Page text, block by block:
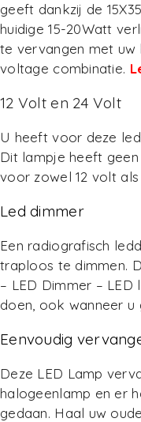
geeft dankzij de
huidige 15-20Watt
te vervangen met uw
voltage combinatie.
12 Volt en 24 Volt
U heeft voor deze
Dit lampje heeft
voor zowel 12 volt
Led dimmer
Een radiografisch
traploos te dimmen.
– LED Dimmer –
doen, ook wanneer
Eenvoudig
Deze LED Lamp
halogeenlamp en er
gedaan. Haal uw